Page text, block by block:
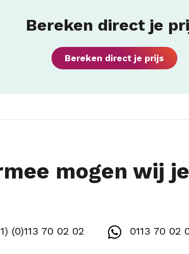
Bereken direct je
Bereken direct je prijs
mogen wij
(0)113 70 02 02 0113 70 02